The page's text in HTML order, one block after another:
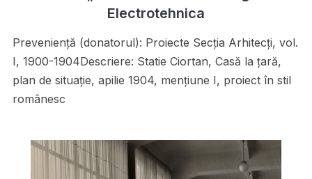
Electrotehnica
Preveniență (donatorul): Proiecte Secţia Arhitecţi, vol.
I, 1900-1904Descriere: Statie Ciortan, Casă la ţară,
plan de situaţie, apilie 1904, menţiune I, proiect în stil
românesc